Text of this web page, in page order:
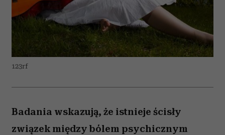
123rf
Badania wskazują, że istnieje ścisły
związek między bólem psychicznym